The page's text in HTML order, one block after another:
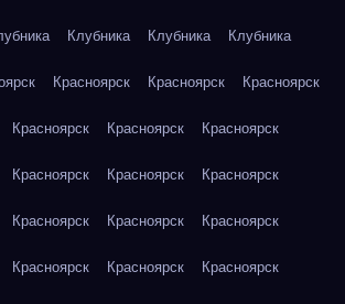
Клубника Клубника Клубника
Красноярск Красноярск Красноярск
Красноярск Красноярск Красноярск
Красноярск Красноярск Красноярск
Красноярск Красноярск Красноярск
Красноярск Красноярск Красноярск